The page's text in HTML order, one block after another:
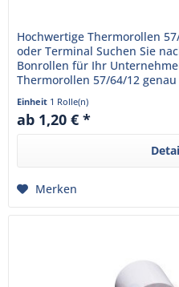
Hochwertige Thermorollen
oder Terminal Suchen Sie
Bonrollen für Ihr
Thermorollen 57/64/12
Minimieren Sie Wartezeiten
Einheit 1 Rolle(n)
ab 1,20 € *
Merken